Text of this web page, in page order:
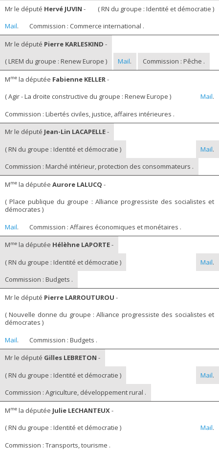
Mr le député Hervé JUVIN -
( RN du groupe : Identité et démocratie )
Mail. Commission : Commerce international .
Mr le député Pierre KARLESKIND -
( LREM du groupe : Renew Europe )
Mail. Commission : Pêche .
Mmela députée Fabienne KELLER-
( Agir - La droite constructive du groupe : Renew Europe )
Mail.
Commission : Libertés civiles, justice, affaires intérieures .
Mr le député Jean-Lin LACAPELLE-
( RN du groupe : Identité et démocratie )
Mail.
Commission : Marché intérieur, protection des consommateurs .
Mmela députée Aurore LALUCQ -
( Place publique du groupe : Alliance progressiste des socialistes et
démocrates )
Mail. Commission : Affaires économiques et monétaires .
Mmela députée Hélèhne LAPORTE-
( RN du groupe : Identité et démocratie )
Mail.
Commission : Budgets .
Mr le député Pierre LARROUTUROU -
( Nouvelle donne du groupe : Alliance progressiste des socialistes et
démocrates )
Mail. Commission : Budgets .
Mr le député Gilles LEBRETON -
( RN du groupe : Identité et démocratie )
Mail.
Commission : Agriculture, développement rural .
Mmela députée Julie LECHANTEUX-
( RN du groupe : Identité et démocratie )
Mail.
Commission : Transports, tourisme .